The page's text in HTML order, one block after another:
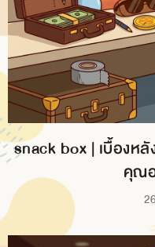
snack box | เบื้องห
คุณ